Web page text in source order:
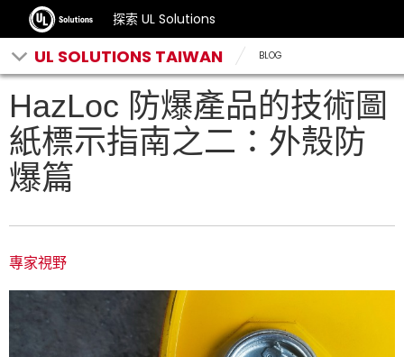
探索 UL Solutions
UL SOLUTIONS TAIWAN BLOG
HazLoc 防爆產品的技術圖
紙標示指南之二：外殼防
爆篇
專家視野